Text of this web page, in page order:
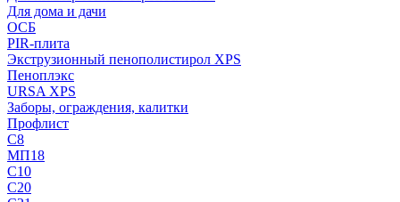
Для дома и дачи
ОСБ
PIR-плита
Экструзионный пенополистирол XPS
Пеноплэкс
URSA XPS
Заборы, ограждения, калитки
Профлист
С8
МП18
С10
С20